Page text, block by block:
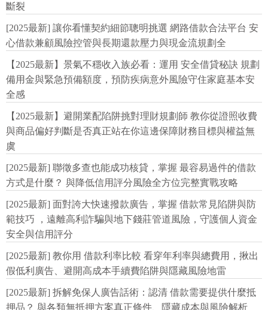
斷裂
[2025最新] 讓你看懂契約細節聰明挑選 網路借款合法平台 安
心借款兼顧風險控管與長期還款壓力與現金流規劃全
【2025最新】景氣不穩收入族必看：運用 安全借貸秘訣 規劃
備用金與緊急預備額度，預防疾病意外風險守住家庭基本安
全感
【2025最新】避開業配陷阱挑對理財規劃師 教你從證照收費
與商品偏好判斷是否真正站在你這邊保障財務目標與權益無
虞
[2025最新] 聯徵多查也能成功核貸，掌握 最容易過件的借款
方式是什麼？ 與降低信用評分風險全方位完整實戰攻略
[2025最新] 面對誇大快速撥款廣告，掌握 借款常見陷阱與防
範技巧 ，遠離高利詐騙與地下錢莊管道風險，守護個人資金
安全與信用評分
[2025最新] 教你用 借款利率比較 看穿年利率與總費用，揪出
假低利廣告、避開高成本手續費陷阱與隱藏風險地雷
[2025最新] 拆解免保人廣告話術：認清 借款需要提供什麼抵
押品？ 與各類無抵押方案真正條件、隱藏成本與風險解析